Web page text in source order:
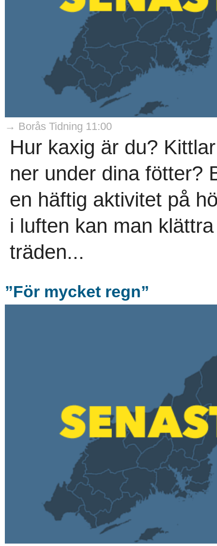
→ Borås Tidning 11:00
Hur kaxig är du?
ner under dina fötter?
en häftig aktivitet på
i luften kan man
träden...
”För mycket regn”